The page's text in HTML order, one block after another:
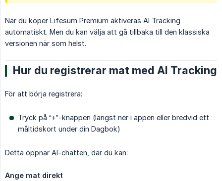
När du köper Lifesum Premium aktiveras AI Tracking
automatiskt. Men du kan välja att gå tillbaka till den klassiska
versionen när som helst.
Hur du registrerar mat med AI Tracking
För att börja registrera:
Tryck på “+”-knappen (längst ner i appen eller bredvid ett
måltidskort under din Dagbok)
Detta öppnar AI-chatten, där du kan:
Ange mat direkt